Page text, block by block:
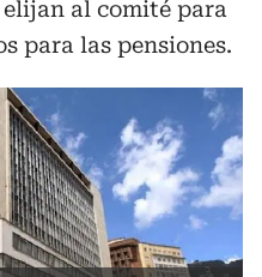
elijan al comité para
para las pensiones.